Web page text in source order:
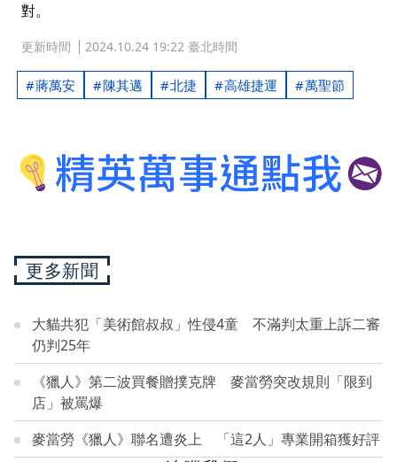
對。
更新時間 2024.10.24 19:22 臺北時間
蔣萬安 陳其邁 北捷 高雄捷運 萬聖節
更多新聞
大貓共犯「美術館叔叔」性侵4童 不滿判太重上訴二審
仍判25年
《獵人》第二波買餐贈撲克牌 麥當勞突改規則「限到
店」被罵爆
麥當勞《獵人》聯名遭炎上 「這2人」專業開箱獲好評